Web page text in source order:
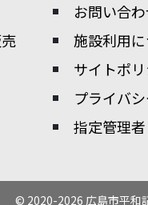
お問い合
施設利用
サイトポ
プライバ
指定管理者
© 2020-2026 広島市平和